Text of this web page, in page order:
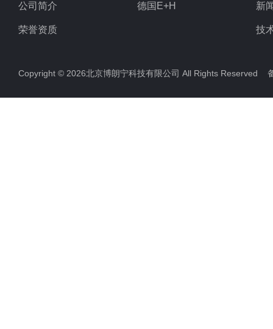
公司简介
荣誉资质
德国E+H 新
技
Copyright © 2026北京博朗宁科技有限公司 All Rights Reserved